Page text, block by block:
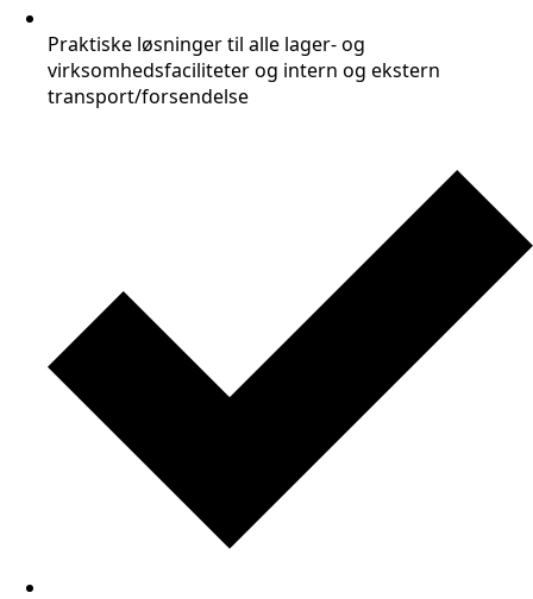
Praktiske løsninger til alle lager- og
virksomhedsfaciliteter og intern og ekstern
transport/forsendelse